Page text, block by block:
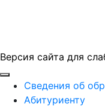
Версия сайта для
ГБПОУ "ПАПТ"
Сведения об
Абитуриенту